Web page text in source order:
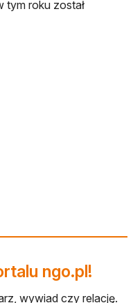
tym roku został
ngo.pl!
wywiad czy relację.